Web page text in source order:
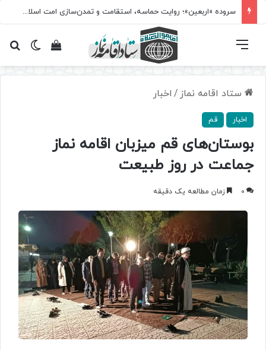
سروده‌ «اربعین»؛ روایت حماسه، استقامت و تمدن‌سازی امت اسلامی
تغییرمشاهده فهرست
ستاد اقامه نماز / اخبار
اخبار قم
بوستان‌های قم میزبان اقامه نماز
جماعت در روز طبیعت
0 زمان مطالعه یک دقیقه